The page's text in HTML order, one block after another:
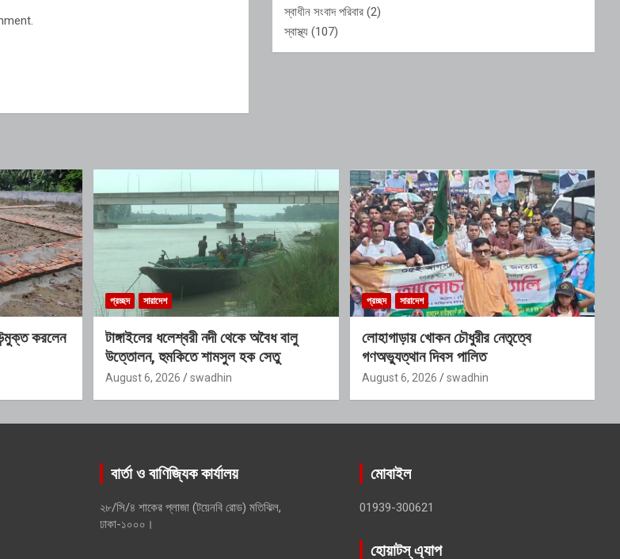
স্বাধীন সংবাদ পরিবার (2)
স্বাস্থ্য (107)
করলেন
প্রচ্ছদ সারাদেশ
টাঙ্গাইলের ধলেশ্বরী নদী থেকে অবৈধ বালু
উত্তোলন, হুমকিতে শামসুল হক সেতু
August 6, 2026 swadhin
প্রচ্ছদ সারাদেশ
লোহাগাড়ায় খোকন চৌধুরীর নেতৃত্বে
গণঅভ্যুত্থান দিবস পালিত
August 6, 2026 swadhin
বার্তা ও বাণিজ্যিক কার্যালয়
২৮/সি/৪ শাকের প্লাজা (টয়েনবি রোড) মতিঝিল,
ঢাকা-১০০০।
মোবাইল
01939-300621
হোয়াটস্ এ্যাপ